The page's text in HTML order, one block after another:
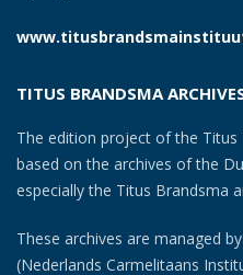
TITUS BRANDSMA
The edition project of the
based on the archives of the
especially the Titus Brandsma
These archives are managed
(Nederlands Carmelitaans